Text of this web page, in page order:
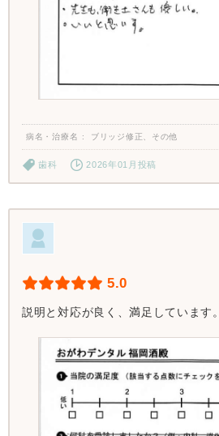
病名・治療名 ブリッジ修正、その他
歯科 2026年01月投稿
5.0
説明と対応が良く、満足しています。